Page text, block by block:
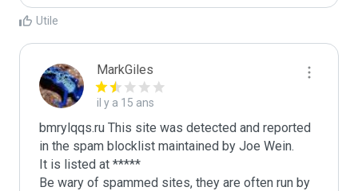
Utile
MarkGiles
il y a 15 ans
bmrylqqs.ru This site was detected and reported
in the spam blocklist maintained by Joe Wein.
It is listed at *****
Be wary of spammed sites, they are often run by